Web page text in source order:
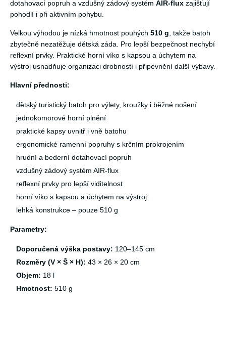
dotahovací popruh a vzdušný zádový systém AIR-flux zajišťují
pohodlí i při aktivním pohybu.
Velkou výhodou je nízká hmotnost pouhých 510 g, takže batoh
zbytečně nezatěžuje dětská záda. Pro lepší bezpečnost nechybí
reflexní prvky. Praktické horní víko s kapsou a úchytem na
výstroj usnadňuje organizaci drobností i připevnění další výbavy.
Hlavní přednosti:
dětský turistický batoh pro výlety, kroužky i běžné nošení
jednokomorové horní plnění
praktické kapsy uvnitř i vně batohu
ergonomické ramenní popruhy s krčním prokrojením
hrudní a bederní dotahovací popruh
vzdušný zádový systém AIR-flux
reflexní prvky pro lepší viditelnost
horní víko s kapsou a úchytem na výstroj
lehká konstrukce – pouze 510 g
Parametry:
Doporučená výška postavy: 120–145 cm
Rozměry (V × Š × H): 43 × 26 × 20 cm
Objem: 18 l
Hmotnost: 510 g